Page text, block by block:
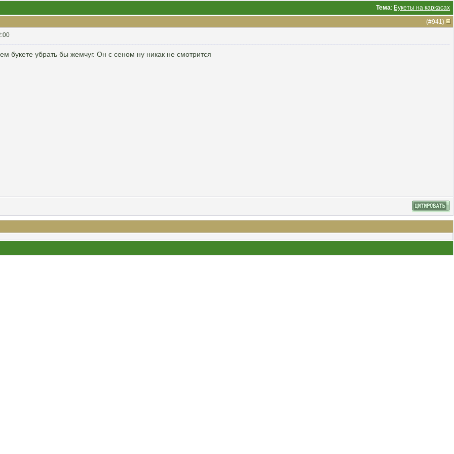
Тема: Букеты на каркасах
(#941)
букете убрать бы жемчуг. Он с сеном ну никак не смотрится